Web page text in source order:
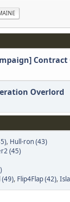
Overlord
, Hull-ron (43)
(45)
(49), Flip4Flap (42),